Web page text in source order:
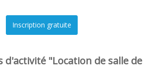
d'activité "Location de salle de